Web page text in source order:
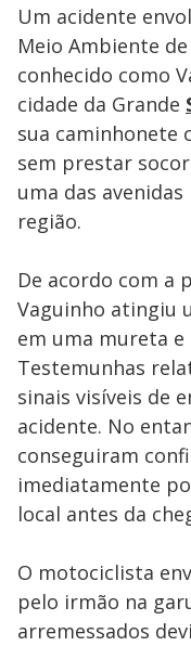
Um acidente
Meio Ambiente de
conhecido como
cidade da Grande
sua caminhonete
sem prestar
uma das
região.
De acordo com a
Vaguinho atingiu
em uma mureta
Testemunhas
sinais visíveis de
acidente. No
conseguiram
imediatamente
local antes da
O motociclista
pelo irmão na
arremessados